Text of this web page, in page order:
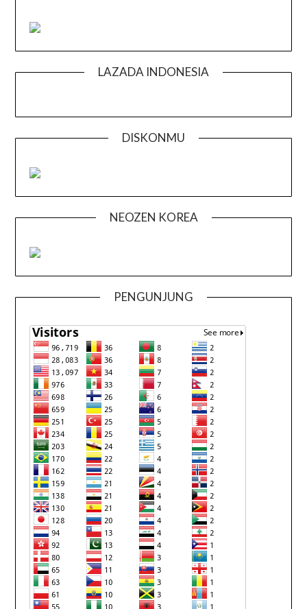
LAZADA INDONESIA
DISKONMU
NEOZEN KOREA
PENGUNJUNG